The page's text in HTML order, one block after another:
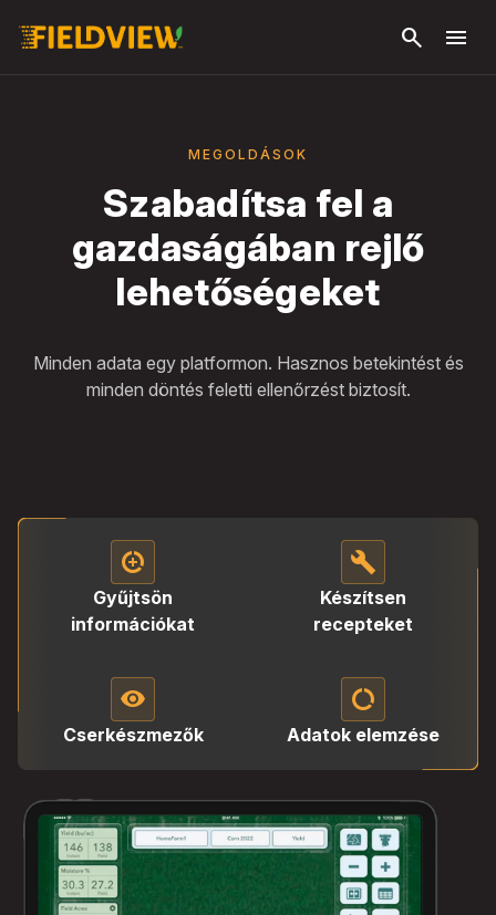
search menu
MEGOLDÁSOK
Szabadítsa fel a
gazdaságában rejlő
lehetőségeket
Minden adata egy platformon. Hasznos betekintést és
minden döntés feletti ellenőrzést biztosít.
data_saver_on
Gyűjtsön
információkat
build
Készítsen
recepteket
visibility
Cserkészmezők
data_saver_off
Adatok elemzése